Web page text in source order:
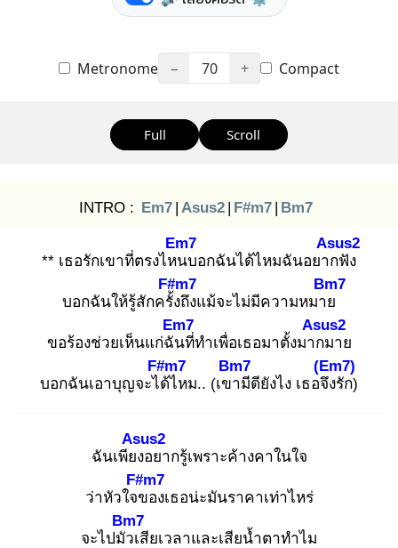
Metronome − 70 + Compact
Full Scroll
INTRO : Em7 | Asus2 | F#m7 | Bm7
** เธอรักเขาที่ตรงไหน
Em7
บอกฉันได้ไหมฉันอยาก
Asus2
ฟัง
บอกฉันให้รู้สักครั้ง
F#m7
ถึงแม้จะไม่มีความหมาย
Bm7
ขอร้องช่วยเห็นแก่ฉัน
Em7
ที่ทำเพื่อเธอมาตั้งมาก
Asus2
มาย
บอกฉันเอาบุญจะได้
F#m7
ไหม.. (เขา
Bm7
มีดียังไง เธอจึง
(Em7)
รัก)
ฉันเพียง
Asus2
อยากรู้เพราะค้างคาในใจ
ว่าหัวใจข
F#m7
องเธอน่ะมันราคาเท่าไหร่
จะไปมัว
Bm7
เสียเวลาและเสียน้ำตาทำไม